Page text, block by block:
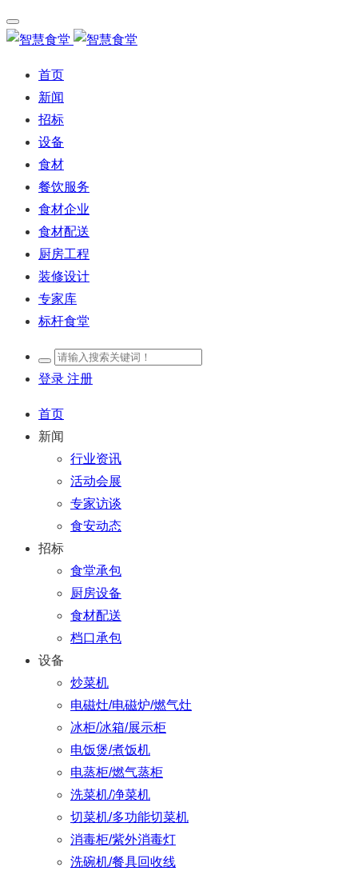
首页
新闻
招标
设备
食材
餐饮服务
食材企业
食材配送
厨房工程
装修设计
专家库
标杆食堂
登录 注册
首页
新闻
行业资讯
活动会展
专家访谈
食安动态
招标
食堂承包
厨房设备
食材配送
档口承包
设备
炒菜机
电磁灶/电磁炉/燃气灶
冰柜/冰箱/展示柜
电饭煲/煮饭机
电蒸柜/燃气蒸柜
洗菜机/净菜机
切菜机/多功能切菜机
消毒柜/紫外消毒灯
洗碗机/餐具回收线